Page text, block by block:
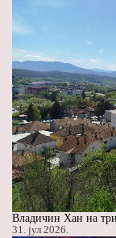
Владичин Хан на
31. јул 2026.